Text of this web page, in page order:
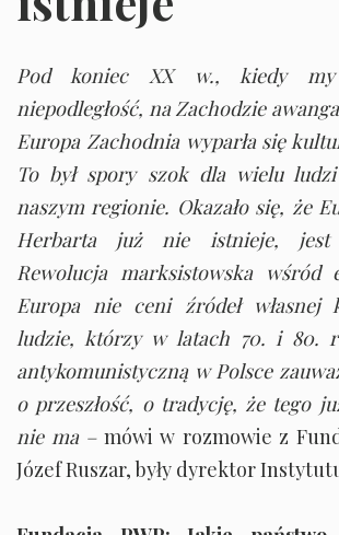
Pod koniec XX w., kiedy my
niepodległość, na Zachodzie
Europa Zachodnia wyparła się
To był spory szok dla wielu
naszym regionie. Okazało się, że
Herbarta już nie istnieje,
Rewolucja marksistowska wśród
Europa nie ceni źródeł własnej
ludzie, którzy w latach 70. i 80.
antykomunistyczną w Polsce
o przeszłość, o tradycję, że tego
nie ma – mówi w rozmowie z
Józef Ruszar, były dyrektor